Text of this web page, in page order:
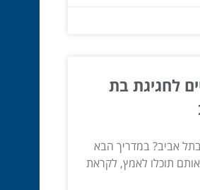
לחגיגת בת
אביב? במדריך הבא
אותם תוכלו לאמץ, לקראת